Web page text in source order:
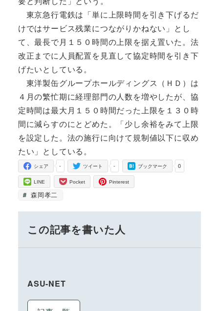
東京急行電鉄は「単に上限時間を引き下げるだ
けではサービス残業につながりかねない」とし
て、最長で月１５０時間の上限を据え置いた。法
改正までに人員配置を見直して協定時間を引き下
げたいとしている。
東洋製缶グループホールディングス（ＨＤ）は
４月の繁忙期に経理部門の人数を増やしたが、協
定時間は最大月１５０時間だった上限を１３０時
間に減らすのにとどめた。「少し余裕をみて上限
を設定した。法の施行に向けて規制値以下に収め
たい」としている。
-
シェア -
ツイート 0
ブックマーク
LINE Pocket Pinterest
森岡孝二
この記事を書いた人
ASU-NET